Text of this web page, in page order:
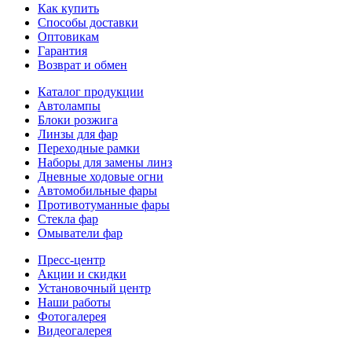
Как купить
Способы доставки
Оптовикам
Гарантия
Возврат и обмен
Каталог продукции
Автолампы
Блоки розжига
Линзы для фар
Переходные рамки
Наборы для замены линз
Дневные ходовые огни
Автомобильные фары
Противотуманные фары
Стекла фар
Омыватели фар
Пресс-центр
Акции и скидки
Установочный центр
Наши работы
Фотогалерея
Видеогалерея